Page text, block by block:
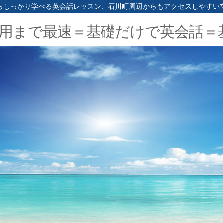
しっかり学べる英会話レッスン、石川町周辺からもアクセスしやすい